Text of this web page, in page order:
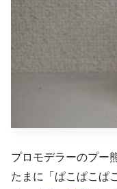
プロモデラーのプー
たまに「ぱこぱこぱ